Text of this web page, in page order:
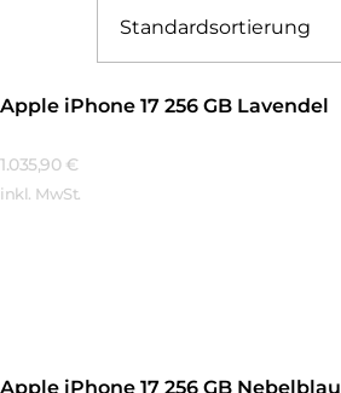
Apple iPhone 17 256 GB Lavendel
1.035,90 €
inkl. MwSt.
Apple iPhone 17 256 GB Nebelblau